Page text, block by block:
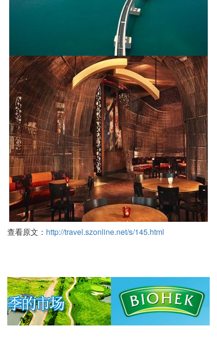
查看原文： http://travel.szonline.net/s/145.html